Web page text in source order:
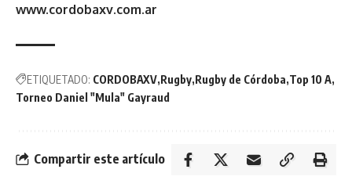
www.cordobaxv.com.ar
ETIQUETADO: CORDOBAXV Rugby Rugby de Córdoba Top 10 A
Torneo Daniel "Mula" Gayraud
Compartir este artículo